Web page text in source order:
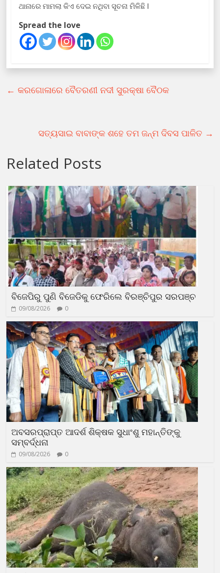
ଥାନାରେ ମାମଲା କିଏ ଦେଇ ନଥିବା ସୂଚନା ମିଳିଛି l
Spread the love
← କରଗୋଳାରେ ବୈତରଣୀ ନଦୀ ସୁରକ୍ଷା ବୈଠକ
ସତ୍ୟସାଇ ବାବାଙ୍କ ଶହେ ତମ ଜନ୍ମ ଦିବସ ପାଳିତ →
Related Posts
ବିଜେପିରୁ ପୁଣି ବିଜେଡିକୁ ଫେରିଲେ ବିରଞ୍ଚିପୁର ସରପଞ୍ଚ
09/08/2026 0
ଅବସରପ୍ରାପ୍ତ ଆଦର୍ଶ ଶିକ୍ଷକ ସୁଧାଂଶୁ ମହାନ୍ତିଙ୍କୁ
ସମ୍ବର୍ଦ୍ଧନା
09/08/2026 0